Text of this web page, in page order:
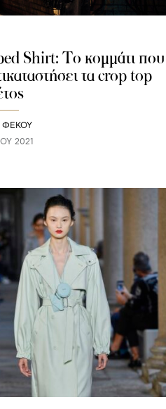
Shirt: To κομμάτι που
τα crop top
ΦΕΚΟΥ
2021